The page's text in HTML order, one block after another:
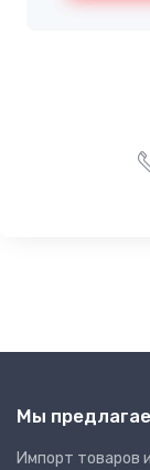
Мы
Импорт товаров